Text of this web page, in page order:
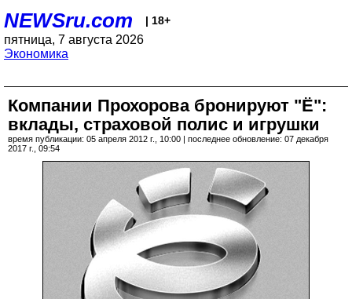
NEWSru.com | 18+
пятница, 7 августа 2026
Экономика
Компании Прохорова бронируют "Ё":
вклады, страховой полис и игрушки
время публикации: 05 апреля 2012 г., 10:00 | последнее обновление: 07 декабря
2017 г., 09:54